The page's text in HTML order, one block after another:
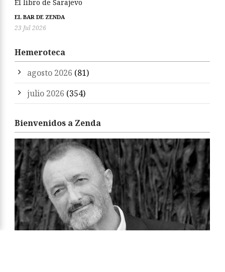
El libro de Sarajevo
EL BAR DE ZENDA
23 Jul 2026
Hemeroteca
agosto 2026 (81)
julio 2026 (354)
Bienvenidos a Zenda